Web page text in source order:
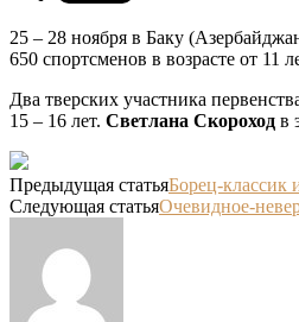
25 – 28 ноября в Баку
650 спортсменов в возрасте от 11
Два тверских участника
15 – 16 лет. Светлана Скороход в
Предыдущая статьяБорец-классик
Следующая статьяОчевидное-